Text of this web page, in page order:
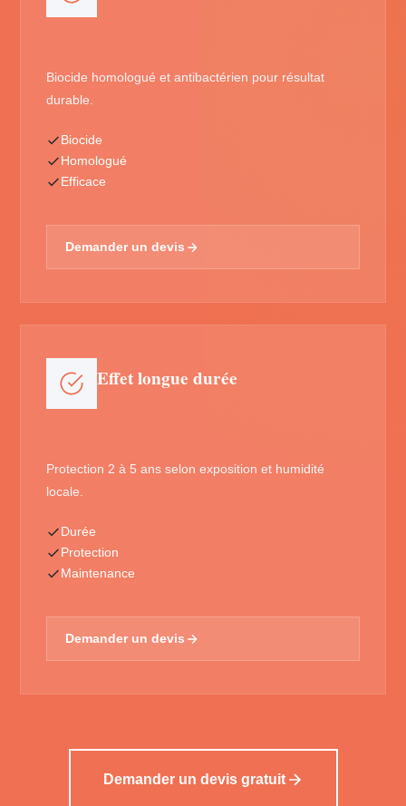
Biocide homologué et antibactérien pour résultat
durable.
Biocide
Homologué
Efficace
Demander un devis
Effet longue durée
Protection 2 à 5 ans selon exposition et humidité
locale.
Durée
Protection
Maintenance
Demander un devis
Demander un devis gratuit